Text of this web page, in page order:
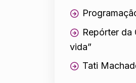
Repórter da
vida”
Tati